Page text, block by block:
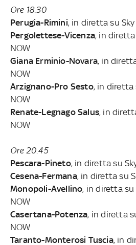
Ore 18.30
Perugia-Rimini, in diretta su
Pergolettese-Vicenza, in
NOW
Giana Erminio-Novara, in
NOW
Arzignano-Pro Sesto, in diretta
NOW
Renate-Legnago Salus, in
NOW
Ore 20.45
Pescara-Pineto, in diretta su
Cesena-Fermana, in diretta su
Monopoli-Avellino, in diretta su
NOW
Casertana-Potenza, in diretta
NOW
Taranto-Monterosi Tuscia, in